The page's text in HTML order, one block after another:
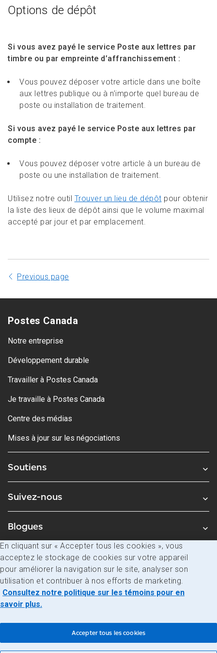
Options de dépôt
Si vous avez payé le service Poste aux lettres par
timbre ou par empreinte d’affranchissement :
Vous pouvez déposer votre article dans une boîte
aux lettres publique ou à n’importe quel bureau de
poste ou installation de traitement.
Si vous avez payé le service Poste aux lettres par
compte :
Vous pouvez déposer votre article à un bureau de
poste ou une installation de traitement.
Utilisez notre outil Trouver un lieu de dépôt pour obtenir
la liste des lieux de dépôt ainsi que le volume maximal
accepté par jour et par emplacement.
Previous page
Postes Canada
Notre entreprise
Développement durable
Travailler à Postes Canada
Je travaille à Postes Canada
Centre des médias
Mises à jour sur les négociations
Soutiens
Suivez-nous
Blogues
Avis juridiques
Confidentialité
Accès à l’information
En cliquant sur « Accepter tous les cookies », vous
acceptez le stockage de cookies sur votre appareil
pour améliorer la navigation sur le site, analyser son
utilisation et contribuer à nos efforts de marketing.
Consultez notre politique sur les témoins pour en
savoir plus.
Accepter tous les cookies